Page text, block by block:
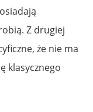
Z drugiej
że nie ma
klasycznego